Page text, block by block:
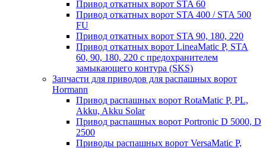
Привод откатных ворот STA 60
Привод откатных ворот STA 400 / STA 500
FU
Привод откатных ворот STA 90, 180, 220
Привод откатных ворот LineaMatic P, STA
60, 90, 180, 220 с предохранителем
замыкающего контура (SKS)
Запчасти для приводов для распашных ворот
Hormann
Привод распашных ворот RotaMatic P, PL,
Akku, Akku Solar
Привод распашных ворот Portronic D 5000, D
2500
Приводы распашных ворот VersaMatic P,